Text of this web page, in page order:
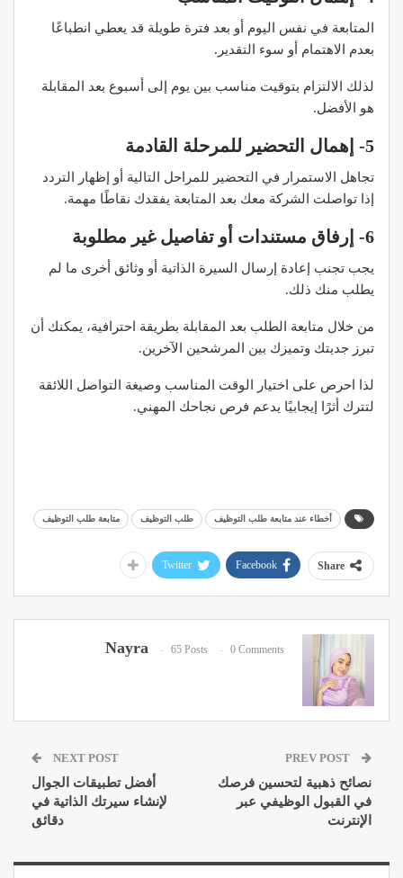
المتابعة في نفس اليوم أو بعد فترة طويلة قد يعطي انطباعًا
بعدم الاهتمام أو سوء التقدير.
لذلك الالتزام بتوقيت مناسب بين يوم إلى أسبوع بعد المقابلة
هو الأفضل.
5- إهمال التحضير للمرحلة القادمة
تجاهل الاستمرار في التحضير للمراحل التالية أو إظهار التردد
إذا تواصلت الشركة معك بعد المتابعة يفقدك نقاطًا مهمة.
6- إرفاق مستندات أو تفاصيل غير مطلوبة
يجب تجنب إعادة إرسال السيرة الذاتية أو وثائق أخرى ما لم
يطلب منك ذلك.
من خلال متابعة الطلب بعد المقابلة بطريقة احترافية، يمكنك أن
تبرز جديتك وتميزك بين المرشحين الآخرين.
لذا احرص على اختيار الوقت المناسب وصيغة التواصل اللائقة
لتترك أثرًا إيجابيًا يدعم فرص نجاحك المهني.
أخطاء عند متابعة طلب التوظيف طلب التوظيف متابعة طلب التوظيف
Share
Facebook
Twitter
Nayra 65 Posts 0 Comments
نصائح ذهبية لتحسين فرصك
في القبول الوظيفي عبر
الإنترنت
NEXT POST
أفضل تطبيقات الجوال
لإنشاء سيرتك الذاتية في
دقائق